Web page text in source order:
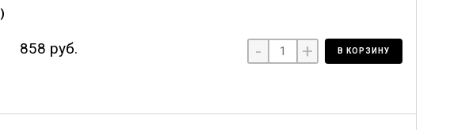
858 руб. - + В КОРЗИНУ